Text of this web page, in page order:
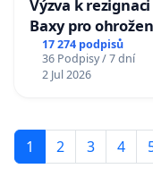
Výzva k
Baxy pro
17 274 podpisů
36 Podpisy / 7 dní
2 Jul 2026
1 2 3 4